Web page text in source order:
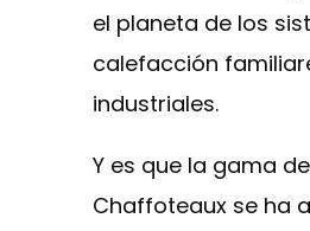
el planeta de los
calefacción
industriales.
Y es que la gama
Chaffoteaux se ha